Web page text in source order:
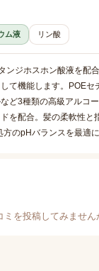
ム液 リン酸
ンジホスホン酸液を配
て機能します。POE
ど3種類の高級アルコ
を配合。髪の柔軟性
のpHバランスを最適
を投稿してみません